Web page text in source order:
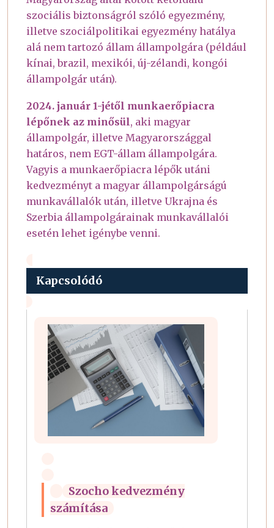
szociális biztonságról szóló egyezmény,
illetve szociálpolitikai egyezmény hatálya
alá nem tartozó állam állampolgára (például
kínai, brazil, mexikói, új-zélandi, kongói
állampolgár után).
2024. január 1-jétől munkaerőpiacra
lépőnek az minősül, aki magyar
állampolgár, illetve Magyarországgal
határos, nem EGT-állam állampolgára.
Vagyis a munkaerőpiacra lépők utáni
kedvezményt a magyar állampolgárságú
munkavállalók után, illetve Ukrajna és
Szerbia állampolgárainak munkavállalói
esetén lehet igénybe venni.
Kapcsolódó
Szocho kedvezmény
számítása